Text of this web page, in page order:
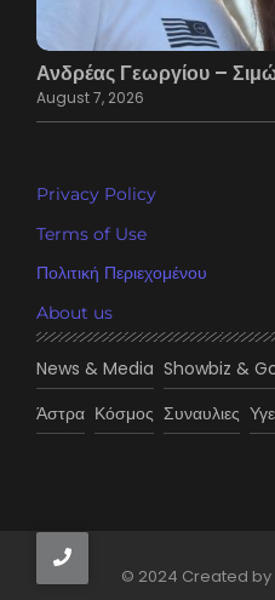
Ανδρέας Γεωργίου –
August 7, 2026
Privacy Policy
Terms of Use
Πολιτική Περιεχομένου
About us
News & Media Showbiz &
Άστρα Κόσμος Συναυλιες
© 2024 Created by